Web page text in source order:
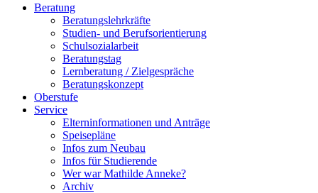
Beratung
Beratungslehrkräfte
Studien- und Berufsorientierung
Schulsozialarbeit
Beratungstag
Lernberatung / Zielgespräche
Beratungskonzept
Oberstufe
Service
Elterninformationen und Anträge
Speisepläne
Infos zum Neubau
Infos für Studierende
Wer war Mathilde Anneke?
Archiv